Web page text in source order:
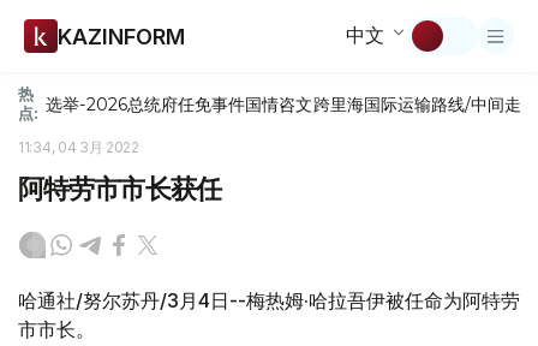
KAZINFORM 中文
热
点: 选举-2026总统府任免事件国情咨文跨里海国际运输路线/中间走廊
11:34, 04 3月 2022
阿特劳市市长获任
哈通社/努尔苏丹/3月4日--梅热姆·哈拉吾伊被任命为阿特劳
市市长。